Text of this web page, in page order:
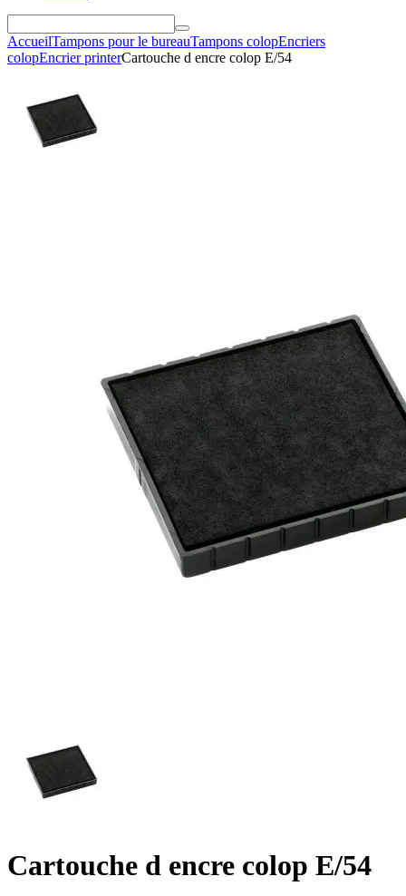
AccueilTampons pour le bureauTampons colopEncriers
colopEncrier printerCartouche d encre colop E/54
Cartouche d encre colop E/54